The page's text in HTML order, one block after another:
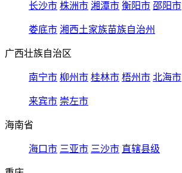
长沙市 株洲市 湘潭市 衡阳市 邵阳市
娄底市 湘西土家族苗族自治州
广西壮族自治区
南宁市 柳州市 桂林市 梧州市 北海市
来宾市 崇左市
海南省
海口市 三亚市 三沙市 直辖县级